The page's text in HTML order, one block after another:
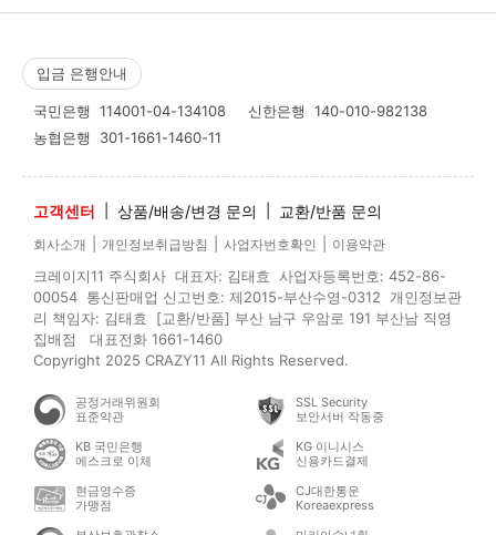
입금 은행안내
국민은행 114001-04-134108 신한은행 140-010-982138
농협은행 301-1661-1460-11
고객센터 상품/배송/변경 문의 교환/반품 문의
회사소개 개인정보취급방침 사업자번호확인 이용약관
크레이지11 주식회사 대표자: 김태효 사업자등록번호: 452-86-
00054 통신판매업 신고번호: 제2015-부산수영-0312 개인정보관
리 책임자: 김태효 [교환/반품] 부산 남구 우암로 191 부산남 직영
집배점 대표전화 1661-1460
Copyright 2025 CRAZY11 All Rights Reserved.
공정거래위원회
표준약관
SSL Security
보안서버 작동중
KB 국민은행
에스크로 이체
KG 이니시스
신용카드결제
현금영수증
가맹점
CJ대한통운
Koreaexpress